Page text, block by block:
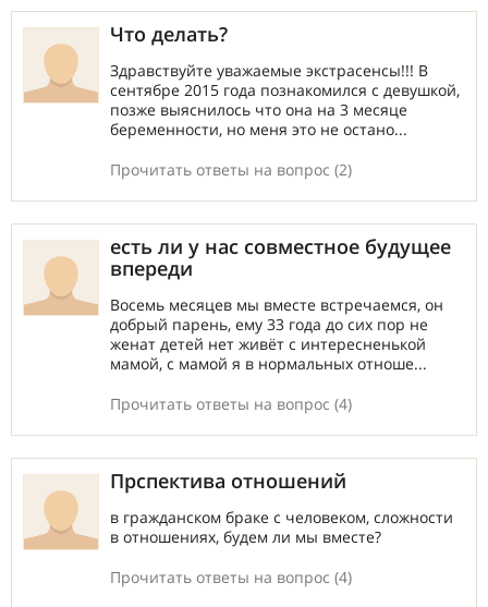
Что делать?
Здравствуйте уважаемые экстрасенсы!!! В
сентябре 2015 года познакомился с девушкой,
позже выяснилось что она на 3 месяце
беременности, но меня это не остано...
Прочитать ответы на вопрос (2)
есть ли у нас совместное будущее
впереди
Восемь месяцев мы вместе встречаемся, он
добрый парень, ему 33 года до сих пор не
женат детей нет живёт с интересненькой
мамой, с мамой я в нормальных отноше...
Прочитать ответы на вопрос (4)
Прспектива отношений
в гражданском браке с человеком, сложности
в отношениях, будем ли мы вместе?
Прочитать ответы на вопрос (4)